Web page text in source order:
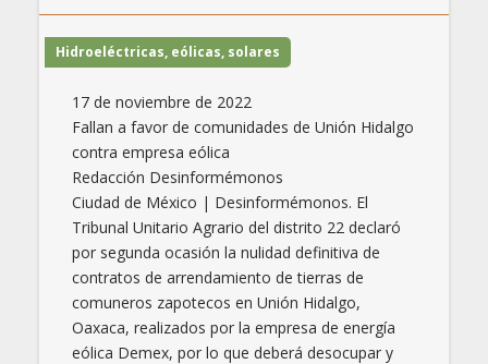
Hidroeléctricas, eólicas, solares
17 de noviembre de 2022
Fallan a favor de comunidades de Unión Hidalgo
contra empresa eólica
Redacción Desinformémonos
Ciudad de México | Desinformémonos. El
Tribunal Unitario Agrario del distrito 22 declaró
por segunda ocasión la nulidad definitiva de
contratos de arrendamiento de tierras de
comuneros zapotecos en Unión Hidalgo,
Oaxaca, realizados por la empresa de energía
eólica Demex, por lo que deberá desocupar y